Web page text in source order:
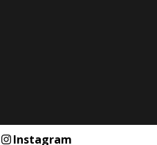
Instagram